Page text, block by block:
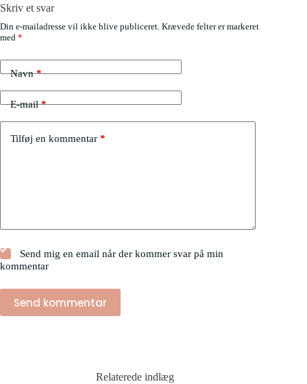
Skriv et svar
Din e-mailadresse vil ikke blive publiceret. Krævede felter er markeret
med *
Navn*
E-mail*
Tilføj en kommentar *
Send mig en email når der kommer svar på min
kommentar
Send kommentar
Relaterede indlæg